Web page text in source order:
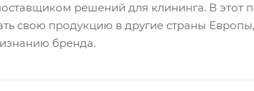
решений для клининга. В этот
свою продукцию в другие страны
бренда.